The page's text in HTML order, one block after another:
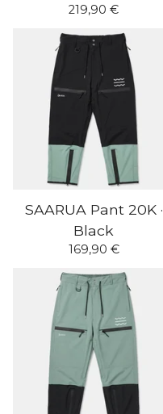
219,90 €
SAARUA Pant 20K ·
Black
169,90 €